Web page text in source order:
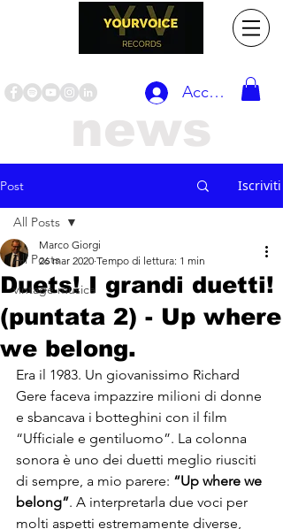
Accedi
news
Post Iscriviti
All Posts
vintage musica
All Posts
Duets! I grandi duetti!
(puntata 2) - Up where
we belong.
Marco Giorgi
26 mar 2020 Tempo di lettura: 1 min
Era il 1983. Un giovanissimo Richard
Gere faceva impazzire milioni di donne
e sbancava i botteghini con il film
“Ufficiale e gentiluomo”. La colonna
sonora è uno dei duetti meglio riusciti
di sempre, a mio parere: “Up where we
belong”. A interpretarla due voci per
molti aspetti estremamente diverse,